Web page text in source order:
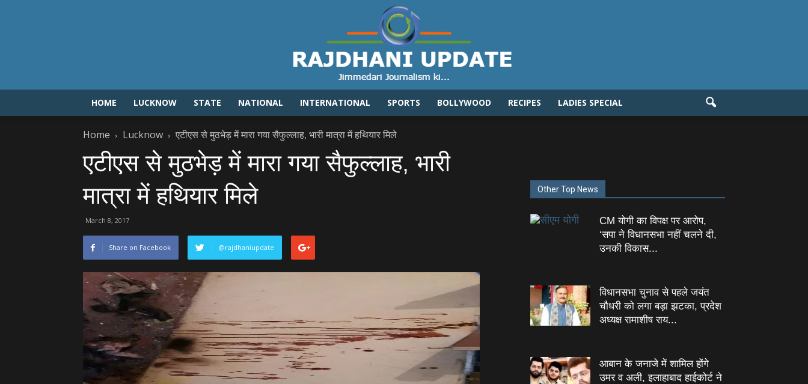
HOME LUCKNOW STATE NATIONAL INTERNATIONAL SPORTS BOLLYWOOD RECIPES LADIES SPECIAL
Home Lucknow एटीएस से मुठभेड़ में मारा गया सैफुल्‍लाह, भारी मात्रा में हथियार मिले
एटीएस से मुठभेड़ में मारा गया सैफुल्‍लाह, भारी
मात्रा में हथियार मिले
March 8, 2017
Share on Facebook @rajdhaniupdate
Other Top News
CM योगी का विपक्ष पर आरोप,
‘सपा ने विधानसभा नहीं चलने दी,
उनकी विकास...
विधानसभा चुनाव से पहले जयंत
चौधरी को लगा बड़ा झटका, प्रदेश
अध्यक्ष रामाशीष राय...
आबान के जनाजे में शामिल होंगे
उमर व अली, इलाहाबाद हाईकोर्ट ने